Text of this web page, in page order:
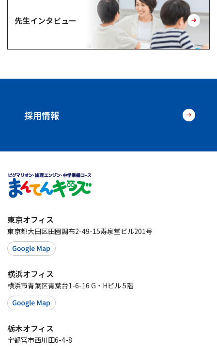
先生インタビュー
採用情報
東京オフィス
東京都大田区田園調布2-49-15寿泉堂ビル201号
横浜オフィス
横浜市青葉区青葉台1-6-16 G・Hビル 5階
栃木オフィス
宇都宮市西川田6-4-8